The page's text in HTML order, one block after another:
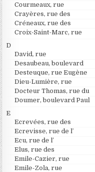
Courmeaux, rue
Crayères, rue des
Créneaux, rue des
Croix-Saint-Marc, rue
D
David, rue
Desaubeau, boulevard
Desteuque, rue Eugène
Dieu-Lumière, rue
Docteur Thomas, rue du
Doumer, boulevard Paul
E
Ecrevées, rue des
Ecrevisse, rue de l’
Ecu, rue de l’
Elus, rue des
Emile-Cazier, rue
Emile-Zola, rue